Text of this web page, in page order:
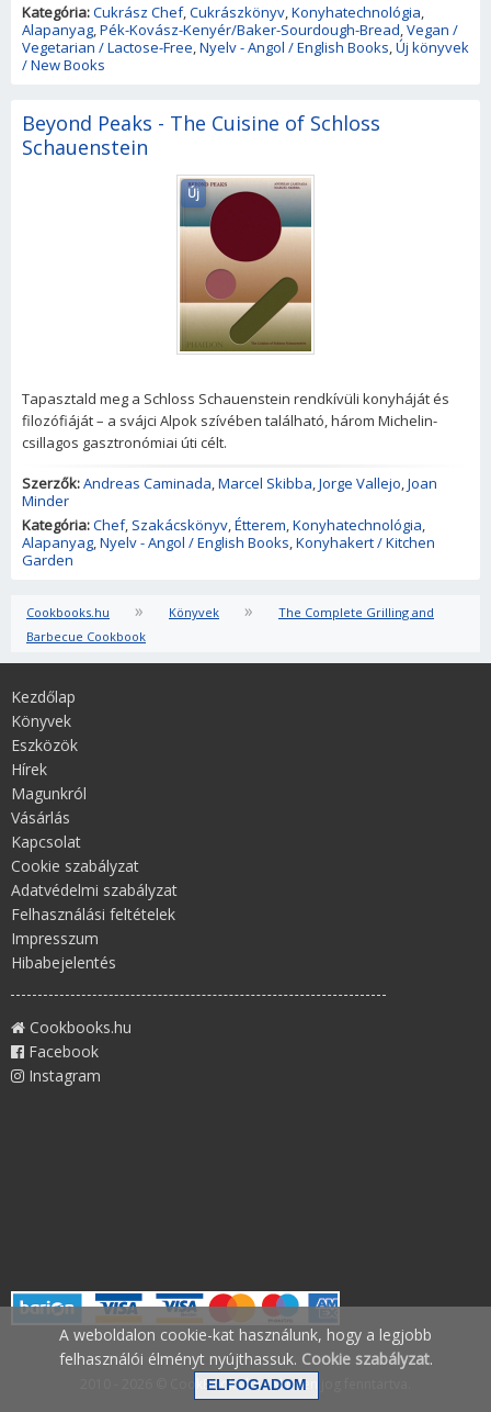
Kategória:Cukrász Chef,Cukrászkönyv,Konyhatechnológia,
Alapanyag,Pék-Kovász-Kenyér/Baker-Sourdough-Bread,Vegan /
Vegetarian / Lactose-Free,Nyelv - Angol / English Books,Új könyvek
/ New Books
Beyond Peaks - The Cuisine of Schloss
Schauenstein
Új
Tapasztald meg a Schloss Schauenstein rendkívüli konyháját és
filozófiáját – a svájci Alpok szívében található, három Michelin-
csillagos gasztronómiai úti célt.
Szerzők:Andreas Caminada,Marcel Skibba,Jorge Vallejo,Joan
Minder
Kategória:Chef, Szakácskönyv,Étterem,Konyhatechnológia,
Alapanyag,Nyelv - Angol / English Books,Konyhakert / Kitchen
Garden
Cookbooks.hu » Könyvek »
The Complete Grilling and
Barbecue Cookbook
Kezdőlap
Könyvek
Eszközök
Hírek
Magunkról
Vásárlás
Kapcsolat
Cookie szabályzat
Adatvédelmi szabályzat
Felhasználási feltételek
Impresszum
Hibabejelentés
Cookbooks.hu
Facebook
Instagram
2010 - 2026 © CookBooks.hu - Minden jog fenntartva.
A weboldalon cookie-kat használunk, hogy a legjobb
felhasználói élményt nyújthassuk. Cookie szabályzat.